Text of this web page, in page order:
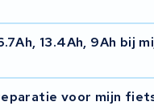
nemen contact met
wilt laten
de nieuwe
kilometers, maar de
Dus
de daadwerkelijke
13.4Ah, 9Ah bij
16.7Ah, 13.4Ah, 9Ah is
voor mijn